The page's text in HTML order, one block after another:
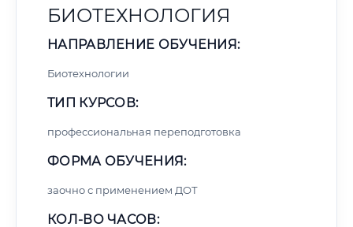
БИОТЕХНОЛОГИЯ
НАПРАВЛЕНИЕ ОБУЧЕНИЯ:
Биотехнологии
ТИП КУРСОВ:
профессиональная переподготовка
ФОРМА ОБУЧЕНИЯ:
заочно с применением ДОТ
КОЛ-ВО ЧАСОВ: